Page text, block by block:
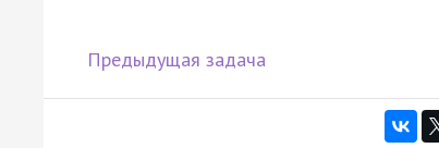
Предыдущая задача